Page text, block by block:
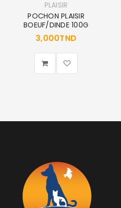
PLAISIR
POCHON PLAISIR
BOEUF/DINDE 100G
3,000TND